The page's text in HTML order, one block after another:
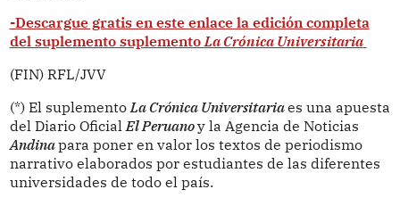
-Descargue gratis en este enlace la edición completa
del suplemento suplementoLa Crónica Universitaria
(FIN) RFL/JVV
(*) El suplemento La Crónica Universitariaes una apuesta
del Diario Oficial El Peruanoy la Agencia de Noticias
Andinapara poner en valor los textos de periodismo
narrativo elaborados por estudiantes de las diferentes
universidades de todo el país.